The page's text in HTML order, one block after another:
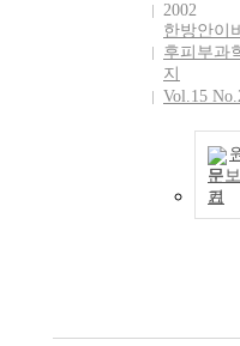
2002
한방안이
후피부과
지
Vol.15
문보
기